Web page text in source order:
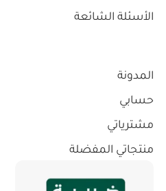
الأسئلة الشائعة
المدونة
حسابي
مشترياتي
منتجاتي المفضلة